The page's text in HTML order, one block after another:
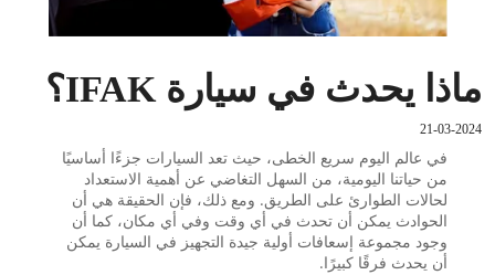
ماذا يحدث في سيارة IFAK؟
21-03-2024
في عالم اليوم سريع الخطى، حيث تعد السيارات جزءًا أساسيًا
من حياتنا اليومية، من السهل التغاضي عن أهمية الاستعداد
لحالات الطوارئ على الطريق. ومع ذلك، فإن الحقيقة هي أن
الحوادث يمكن أن تحدث في أي وقت وفي أي مكان، كما أن
وجود مجموعة إسعافات أولية جيدة التجهيز في السيارة يمكن
أن يحدث فرقًا كبيرًا.